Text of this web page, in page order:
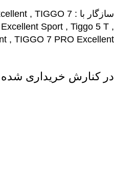
سازگار با : ARRIZO 5 TE , X33 S 1.5T sport , Tiggo 8 PHEV , , TIGGO 7
Sport , Tiggo 5 T ,
, TIGGO 7 PRO Excellent
در کنارش خریداری شده